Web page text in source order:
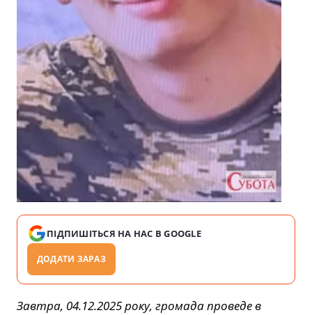
ПІДПИШІТЬСЯ НА НАС В GOOGLE
ДОДАТИ ЗАРАЗ
Завтра, 04.12.2025 року, громада проведе в